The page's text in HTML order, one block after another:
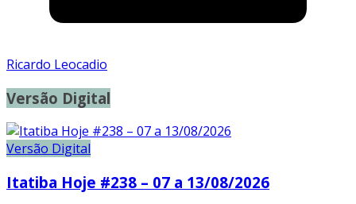
Ricardo Leocadio
Versão Digital
Versão Digital
Itatiba Hoje #238 – 07 a 13/08/2026